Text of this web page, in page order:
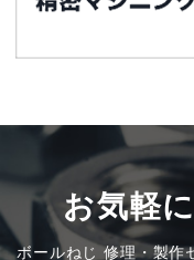
お気軽
ボールねじ 修理・製作